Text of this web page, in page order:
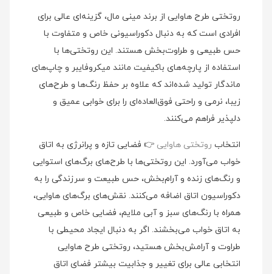
روتختی طرح هاوایی از برند مینی‌ مال، گزینه‌ای عالی برای
افرادی است که به دنبال دکوراسیونی خاص و متفاوت با
حس طبیعی و طراوت‌بخش هستند. این روتختی‌ها با
استفاده از پارچه‌های باکیفیت مانند میکروفایبر و چاپ‌های
ماندگار تولید شده‌اند که علاوه بر حفظ رنگ‌ها و طرح‌های
زیبا، نرمی و راحتی فوق‌العاده‌ای را برای خوابی عمیق و
دلپذیر فراهم می‌کنند.
انتخاب روتختی هاوایی 👉 فضایی تازه و پرانرژی به اتاق
خواب می‌آورد. این روتختی‌ها با طرح‌های برگ‌های استوایی
و رنگ‌های زنده و آرام‌بخش، حس طبیعت و سرزندگی را به
دکوراسیون اتاق اضافه می‌کنند. نقش‌های برگ‌های هاوایی،
همراه با رنگ‌های سبز و آبی ملایم، فضایی خاص و طبیعی
به اتاق خواب می‌بخشند. اگر به دنبال ایجاد محیطی با
طراوت و آرامش‌بخش هستید، روتختی طرح هاوایی
انتخابی عالی برای تغییر و جذابیت بیشتر فضای اتاق